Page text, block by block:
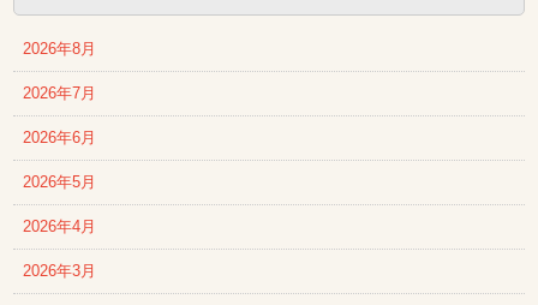
2026年8月
2026年7月
2026年6月
2026年5月
2026年4月
2026年3月